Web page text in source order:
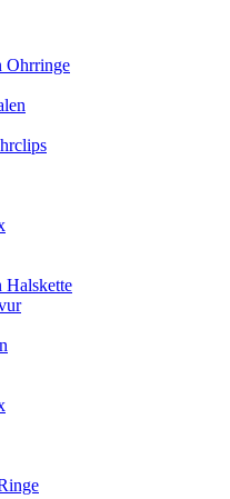
Ohrringe
Halskette